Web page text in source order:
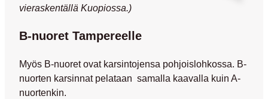
vieraskentällä Kuopiossa.)
B-nuoret Tampereelle
Myös B-nuoret ovat karsintojensa pohjoislohkossa. B-
nuorten karsinnat pelataan samalla kaavalla kuin A-
nuortenkin.